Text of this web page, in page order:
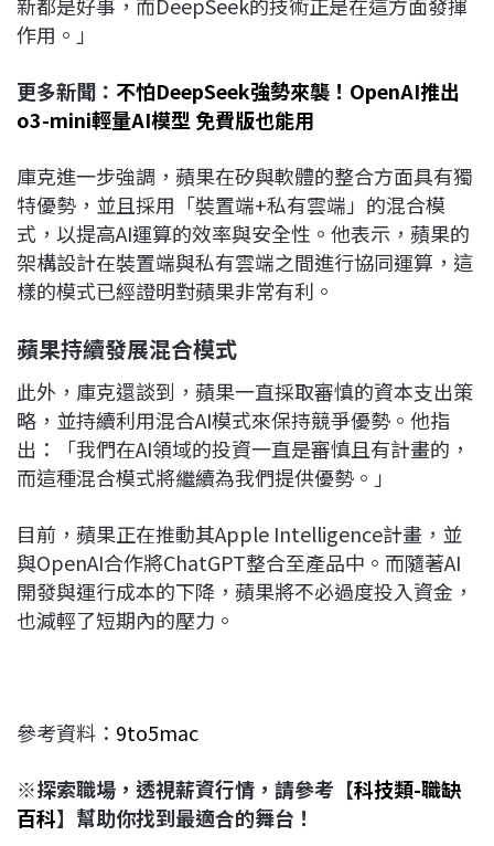
作用。」
更多新聞： 不怕DeepSeek強勢來襲！OpenAI推出
o3-mini輕量AI模型 免費版也能用
庫克進一步強調，蘋果在矽與軟體的整合方面具有獨
特優勢，並且採用「裝置端+私有雲端」的混合模
式，以提高AI運算的效率與安全性。他表示，蘋果的
架構設計在裝置端與私有雲端之間進行協同運算，這
樣的模式已經證明對蘋果非常有利。
蘋果持續發展混合模式
此外，庫克還談到，蘋果一直採取審慎的資本支出策
略，並持續利用混合AI模式來保持競爭優勢。他指
出：「我們在AI領域的投資一直是審慎且有計畫的，
而這種混合模式將繼續為我們提供優勢。」
目前，蘋果正在推動其Apple Intelligence計畫，並
與OpenAI合作將ChatGPT整合至產品中。而隨著AI
開發與運行成本的下降，蘋果將不必過度投入資金，
也減輕了短期內的壓力。
參考資料： 9to5mac
※探索職場，透視薪資行情，請參考【科技類-職缺
百科】幫助你找到最適合的舞台！